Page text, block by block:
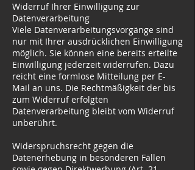
Widerruf Ihrer Einwilligung zur
Datenverarbeitung
Viele Datenverarbeitungsvorgänge sind
nur mit Ihrer ausdrücklichen Einwilligung
möglich. Sie können eine bereits erteilte
Einwilligung jederzeit widerrufen. Dazu
reicht eine formlose Mitteilung per E-
Mail an uns. Die Rechtmäßigkeit der bis
zum Widerruf erfolgten
Datenverarbeitung bleibt vom Widerruf
unberührt.
Widerspruchsrecht gegen die
Datenerhebung in besonderen Fällen